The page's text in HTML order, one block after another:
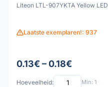
Liteon LTL-907YKTA Yellow LED
Laatste exemplaren!: 937
0.13€ – 0.18€
Hoeveelheid: Min: 1